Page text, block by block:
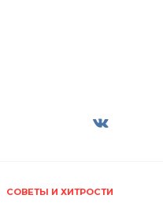
СОВЕТЫ И ХИТРОСТИ